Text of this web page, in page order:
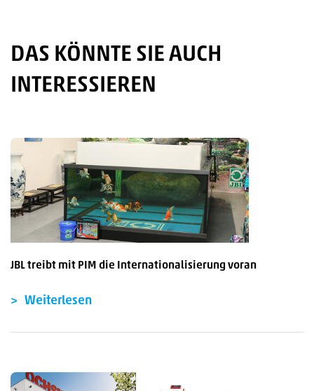
DAS KÖNNTE SIE AUCH
INTERESSIEREN
JBL treibt mit PIM die Internationalisierung voran
Weiterlesen